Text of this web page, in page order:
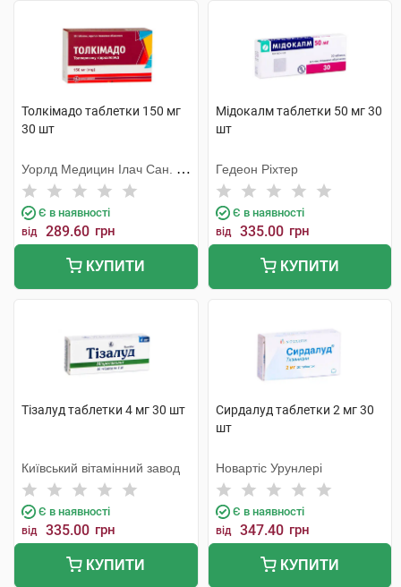
Толкімадо таблетки 150 мг
30 шт
Уорлд Медицин Ілач Сан. Ве
Тідж
Є в наявності
від 289.60 грн
КУПИТИ
Мідокалм таблетки 50 мг 30
шт
Гедеон Ріхтер
Є в наявності
від 335.00 грн
КУПИТИ
Тізалуд таблетки 4 мг 30 шт
Київський вітамінний завод
Є в наявності
від 335.00 грн
КУПИТИ
Сирдалуд таблетки 2 мг 30
шт
Новартіс Урунлері
Є в наявності
від 347.40 грн
КУПИТИ